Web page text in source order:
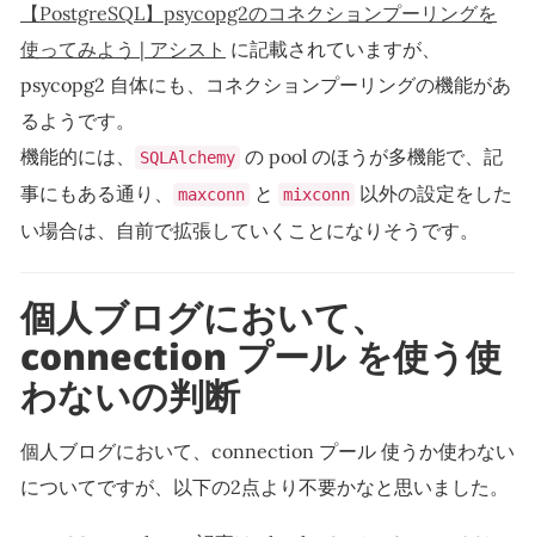
【PostgreSQL】psycopg2のコネクションプーリングを
使ってみよう | アシスト に記載されていますが、
psycopg2 自体にも、コネクションプーリングの機能があ
るようです。
機能的には、
SQLAlchemy の pool のほうが多機能で、記
事にもある通り、
maxconn と mixconn 以外の設定をした
い場合は、自前で拡張していくことになりそうです。
個人ブログにおいて、
connection プール を使う使
わないの判断
個人ブログにおいて、connection プール 使うか使わない
についてですが、以下の2点より不要かなと思いました。